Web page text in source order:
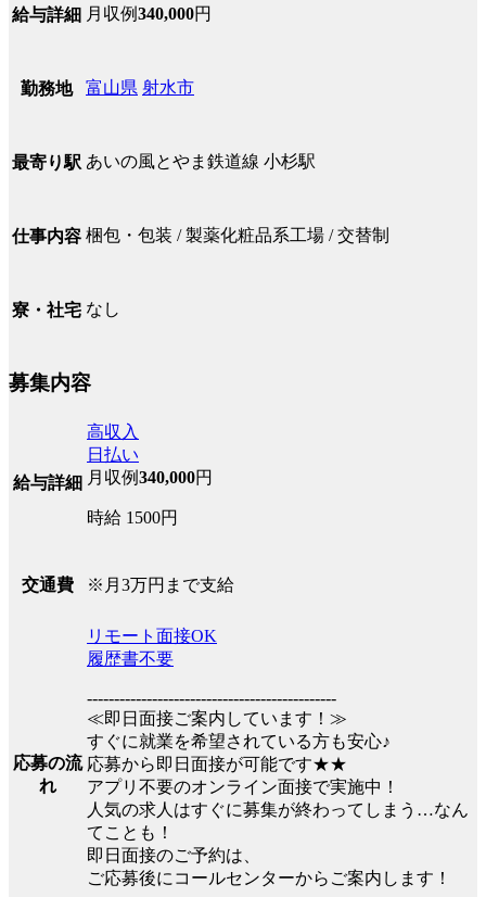
給与詳細 月収例340,000円
勤務地 富山県 射水市
最寄り駅 あいの風とやま鉄道線 小杉駅
仕事内容 梱包・包装 / 製薬化粧品系工場 / 交替制
寮・社宅 なし
募集内容
給与詳細
高収入
日払い
月収例340,000円
時給 1500円
交通費 ※月3万円まで支給
応募の流
れ
リモート面接OK
履歴書不要
----------------------------------------------
≪即日面接ご案内しています！≫
すぐに就業を希望されている方も安心♪
応募から即日面接が可能です★★
アプリ不要のオンライン面接で実施中！
人気の求人はすぐに募集が終わってしまう…なん
てことも！
即日面接のご予約は、
ご応募後にコールセンターからご案内します！